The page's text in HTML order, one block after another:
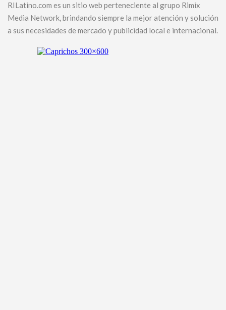
RILatino.com es un sitio web perteneciente al grupo Rimix
Media Network, brindando siempre la mejor atención y solución
a sus necesidades de mercado y publicidad local e internacional.